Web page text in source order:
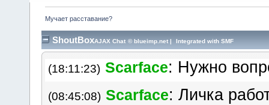
Мучает расставание?
ShoutBoxAJAX Chat ©blueimp.net | Integrated with SMF
(18:10:56) Scarface
составляет 50%: либо
(18:11:23) Scarface: Нужно
(08:45:08) Scarface: Личка